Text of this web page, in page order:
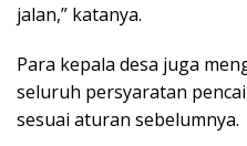
jalan,” katanya.
Para kepala desa juga
seluruh persyaratan
sesuai aturan sebelumnya.